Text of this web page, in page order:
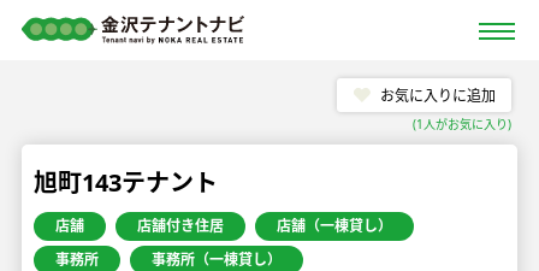
お気に入りに追加
(1 人がお気に入り)
旭町143テナント
店舗 店舗付き住居
店舗（一棟貸し）
事務所
事務所（一棟貸し）